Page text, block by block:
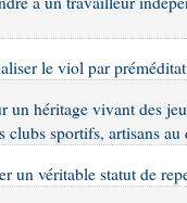
le viol par
un héritage vivant des
clubs sportifs, artisans
un véritable statut de